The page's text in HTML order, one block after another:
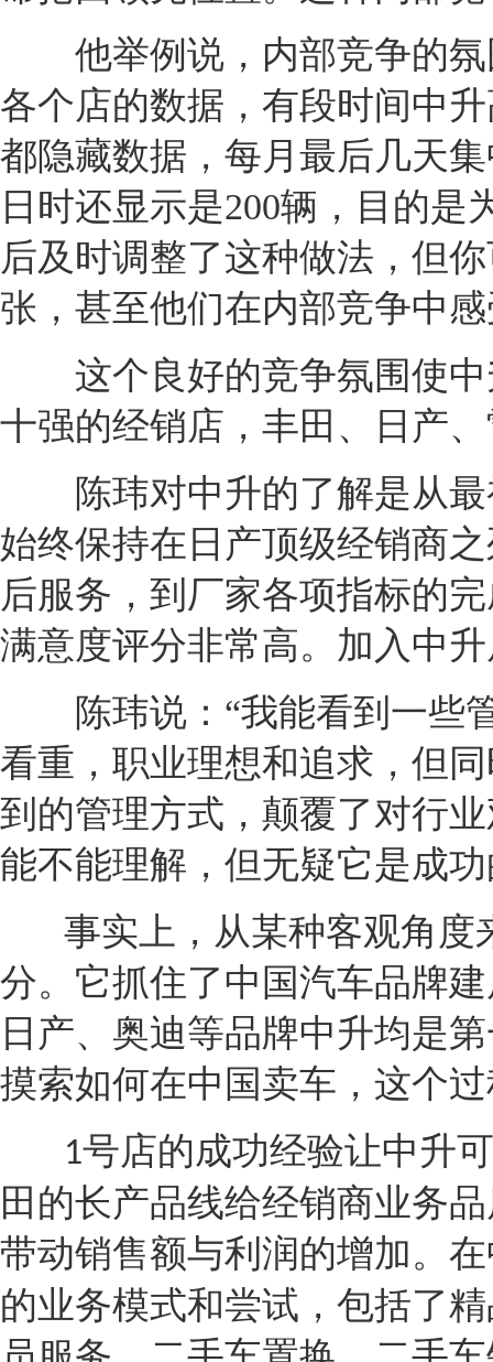
他举例说，内部竞争的氛
各个店的数据，有段时间中
都隐藏数据，每月最后几天
日时还显示是200辆，目的是
后及时调整了这种做法，但
张，甚至他们在内部竞争中
这个良好的竞争氛围使中
十强的经销店， 丰田 、 日产、
陈玮对中升的了解是从最
始终保持在 日产顶级经销商
后服务，到厂家各项指标的
满意度评分非常高。加入中
陈玮说：“我能看到一些管
看重，职业理想和追求，但
到的管理方式，颠覆了对行
能不能理解，但无疑它是成功
事实上，从某种客观角度
分。它抓住了中国汽车品牌
日产、 奥迪等品牌中升均是
摸索如何在中国卖车，这个
1号店的成功经验让中升
田 的长产品线给经销商业务
带动销售额与利润的增加。
的业务模式和尝试，包括了